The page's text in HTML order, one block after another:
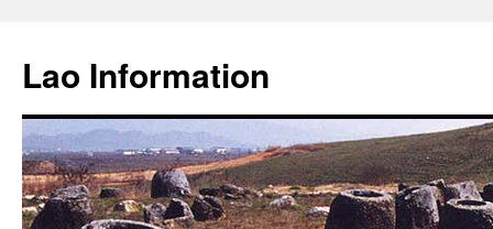
contenu
Lao Information